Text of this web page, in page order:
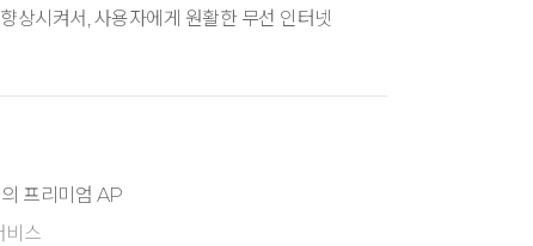
시켜서, 사용자에게 원활한 무선 인터넷
프리미엄 AP
비스